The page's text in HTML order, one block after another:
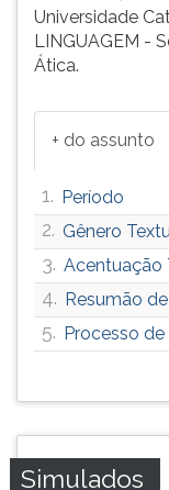
Universidade
LINGUAGEM -
Ática.
+ do assunto
1. Período
2. Gênero
3. Acentuação
4. Resumão
5. Processo
Simulados